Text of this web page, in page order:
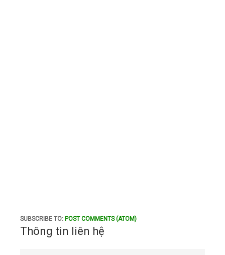
SUBSCRIBE TO: POST COMMENTS (ATOM)
Thông tin liên hệ